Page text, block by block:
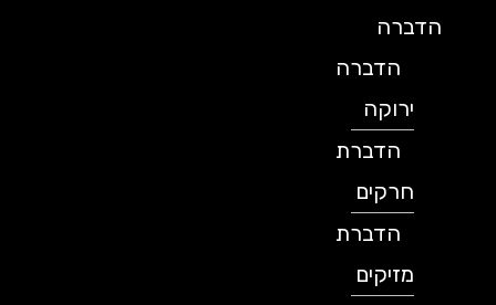
הדברה
הדברה
ירוקה
הדברת
חרקים
הדברת
מזיקים